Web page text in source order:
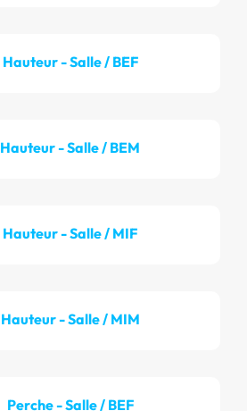
Hauteur - Salle / BEF
Hauteur - Salle / BEM
Hauteur - Salle / MIF
Hauteur - Salle / MIM
Perche - Salle / BEF